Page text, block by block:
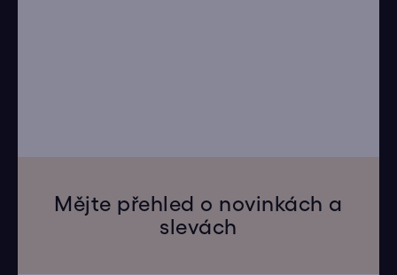
Mějte přehled o novinkách a
slevách